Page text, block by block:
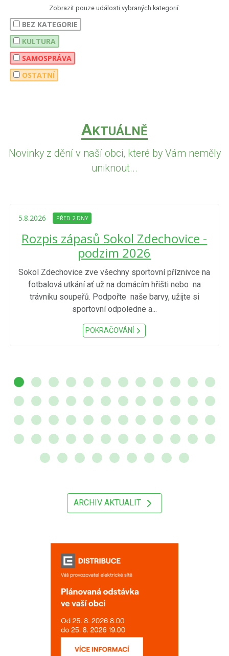
Zobrazit pouze události vybraných kategorií:
BEZ KATEGORIE
KULTURA
SAMOSPRÁVA
OSTATNÍ
AKTUÁLNĚ
Novinky z dění v naší obci, které by Vám neměly
uniknout...
5.8.2026 PŘED 2 DNY
Rozpis zápasů Sokol Zdechovice -
podzim 2026
Sokol Zdechovice zve všechny sportovní příznivce na
fotbalová utkání ať už na domácím hřišti nebo na
trávníku soupeřů. Podpořte naše barvy, užijte si
sportovní odpoledne a...
POKRAČOVÁNÍ
ARCHIV AKTUALIT